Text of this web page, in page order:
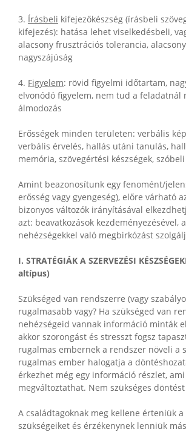
3. Írásbeli kifejezőkészség (írásbeli
kifejezés): hatása lehet viselkedésbeli,
alacsony frusztrációs tolerancia,
nagyszájúság
4. Figyelem: rövid figyelmi időtartam,
elvonódó figyelem, nem tud a feladatnál
álmodozás
Erősségek minden területen: verbális
verbális érvelés, hallás utáni tanulás,
memória, szövegértési készségek,
Amint beazonosítunk egy fenomént/
erősség vagy gyengeség), előre várható
bizonyos változók irányításával
azt: beavatkozások kezdeményezésével,
nehézségekkel való megbirkózást
I. STRATÉGIÁK A SZERVEZÉSI
altípus)
Szükséged van rendszerre (vagy
rugalmasabb vagy? Ha szükséged van
nehézségeid vannak információ minták
akkor szorongást és stresszt fogsz
rugalmas embernek a rendszer növeli a
rugalmas ember halogatja a
érkezhet még egy információ részlet,
megváltoztathat. Nem szükséges
A családtagoknak meg kellene érteniük a
szükségeiket és érzékenynek lenniük